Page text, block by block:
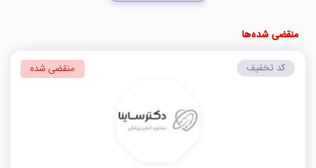
منقضی شده‌ها
کد تخفیف منقضی شده